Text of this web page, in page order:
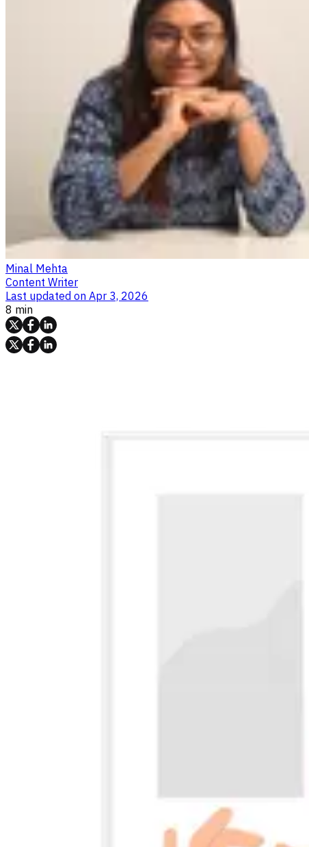
Minal Mehta
Content Writer
Last updated on Apr 3, 2026
8 min